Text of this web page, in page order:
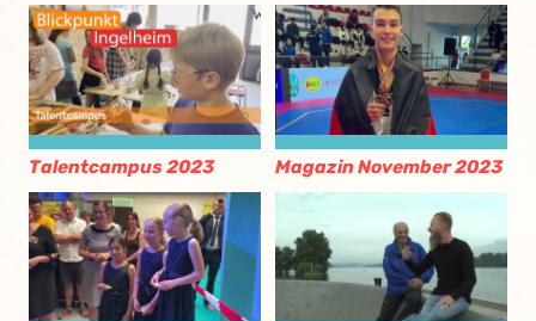
Talentcampus 2023 Magazin November 2023